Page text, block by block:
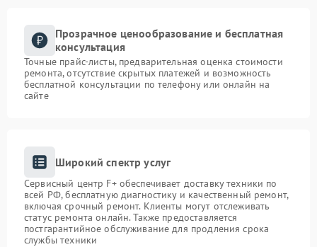
Прозрачное ценообразование и бесплатная
консультация
Точные прайс-листы, предварительная оценка стоимости
ремонта, отсутствие скрытых платежей и возможность
бесплатной консультации по телефону или онлайн на
сайте
Широкий спектр услуг
Сервисный центр F+ обеспечивает доставку техники по
всей РФ, бесплатную диагностику и качественный ремонт,
включая срочный ремонт. Клиенты могут отслеживать
статус ремонта онлайн. Также предоставляется
постгарантийное обслуживание для продления срока
службы техники